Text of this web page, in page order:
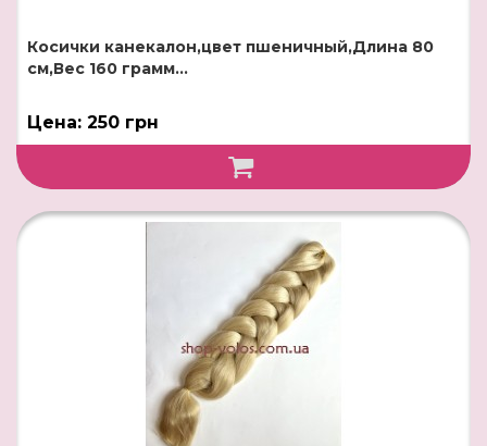
Косички канекалон,цвет пшеничный,Длина 80
см,Вес 160 грамм...
Цена: 250 грн